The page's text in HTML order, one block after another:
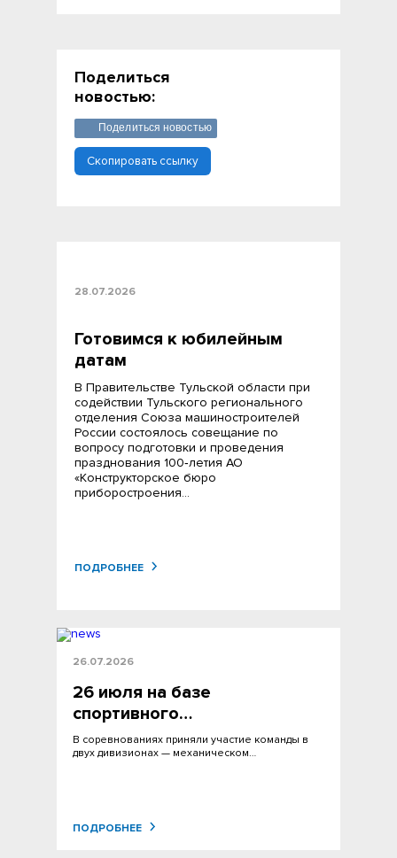
28.07.2026
Готовимся к юбилейным
датам
В Правительстве Тульской области при
содействии Тульского регионального
отделения Союза машиностроителей
России состоялось совещание по
вопросу подготовки и проведения
празднования 100‑летия АО
«Конструкторское бюро
приборостроения…
ПОДРОБНЕЕ
26.07.2026
26 июля на базе
спортивного…
В соревнованиях приняли участие команды в
двух дивизионах — механическом…
ПОДРОБНЕЕ
Поделиться
новостью:
Поделиться новостью
Скопировать ссылку